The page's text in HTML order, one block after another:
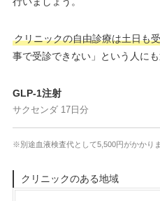
クリニックの自由診療は土日も
事で受診できない」という人に
GLP-1注射
サクセンダ 17日分
※別途血液検査代として5,500円がかかり
クリニックのある地域